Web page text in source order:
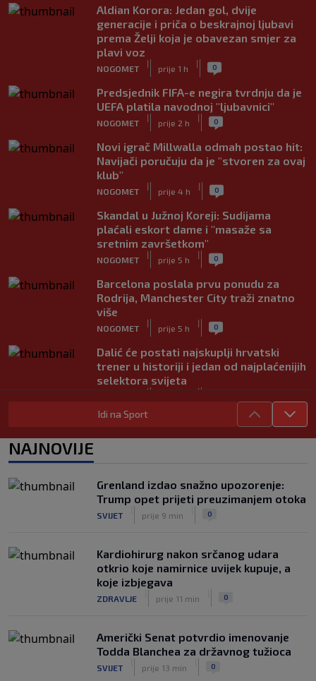
Aldian Korora: Jedan gol, dvije
generacije i priča o beskrajnoj ljubavi
prema Želji koja je obavezan smjer za
plavi voz
NOGOMET
|
prije 1 h
| 0
Predsjednik FIFA-e negira tvrdnju da je
UEFA platila navodnoj "ljubavnici"
NOGOMET
|
prije 2 h
| 0
Novi igrač Millwalla odmah postao hit:
Navijači poručuju da je "stvoren za ovaj
klub"
NOGOMET
|
prije 4 h
| 0
Skandal u Južnoj Koreji: Sudijama
plaćali eskort dame i "masaže sa
sretnim završetkom"
NOGOMET
|
prije 5 h
| 0
Barcelona poslala prvu ponudu za
Rodrija, Manchester City traži znatno
više
NOGOMET
|
prije 5 h
| 0
Dalić će postati najskuplji hrvatski
trener u historiji i jedan od najplaćenijih
selektora svijeta
| |
Otkriveno ko je bio Georginina prva
Neočekivan transfer na pomolu:
Monaco se uključio u utrku za Lukakua
NOGOMET
|
7. aug. 0
Idi na Sport
NAJNOVIJE
Grenland izdao snažno upozorenje:
Trump opet prijeti preuzimanjem otoka
SVIJET prije 9 min 0
Kardiohirurg nakon srčanog udara
otkrio koje namirnice uvijek kupuje, a
koje izbjegava
ZDRAVLJE prije 11 min 0
Američki Senat potvrdio imenovanje
Todda Blanchea za državnog tužioca
SVIJET prije 13 min 0